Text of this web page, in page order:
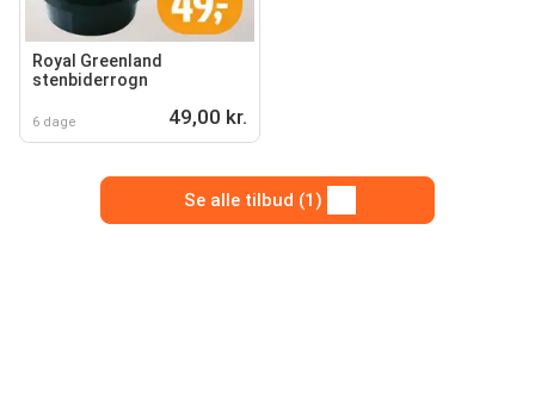
Royal Greenland
stenbiderrogn
6 dage 49,00 kr.
Se alle tilbud (1)